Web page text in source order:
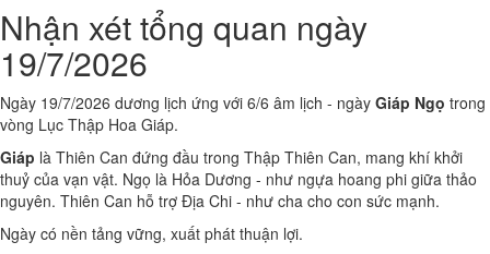
Nhận xét tổng quan ngày
19/7/2026
Ngày 19/7/2026 dương lịch ứng với 6/6 âm lịch - ngày Giáp Ngọ trong
vòng Lục Thập Hoa Giáp.
Giáp là Thiên Can đứng đầu trong Thập Thiên Can, mang khí khởi
thuỷ của vạn vật. Ngọ là Hỏa Dương - như ngựa hoang phi giữa thảo
nguyên. Thiên Can hỗ trợ Địa Chi - như cha cho con sức mạnh.
Ngày có nền tảng vững, xuất phát thuận lợi.